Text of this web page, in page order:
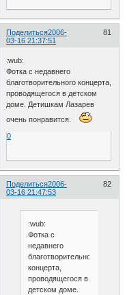
Поделиться 81
2006-
03-16 21:37:51
:wub:
Фотка с недавнего
благотворительного концерта,
проводящегося в детском
доме. Детишкам Лазарев
очень понравится.
0
Поделиться 82
2006-
03-16 21:47:53
:wub:
Фотка с
недавнего
благотворительного
концерта,
проводящегося в
детском доме.